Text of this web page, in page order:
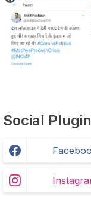
Social Plugin